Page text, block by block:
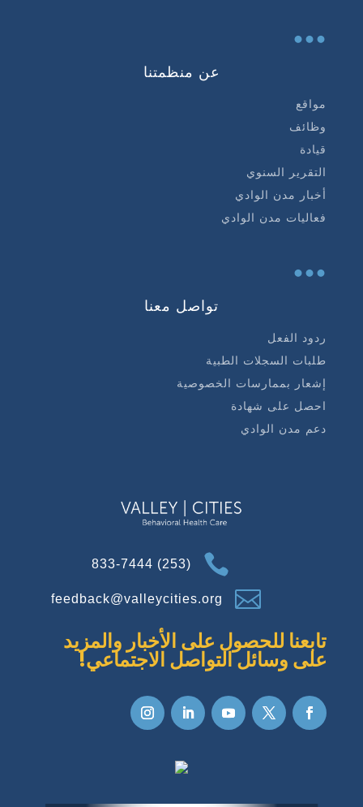
...
عن منظمتنا
مواقع
وظائف
قيادة
التقرير السنوي
أخبار مدن الوادي
فعاليات مدن الوادي
...
تواصل معنا
ردود الفعل
طلبات السجلات الطبية
إشعار بممارسات الخصوصية
احصل على شهادة
دعم مدن الوادي

(253) 833-7444

feedback@valleycities.org
تابعنا للحصول على الأخبار والمزيد
على وسائل التواصل الاجتماعي!